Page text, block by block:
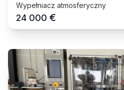
Wypełniacz atmosferyczny
24 000 €